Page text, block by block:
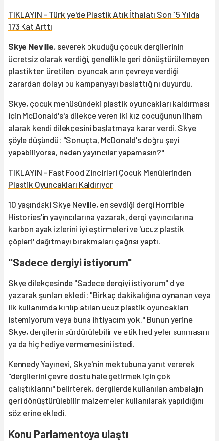
TIKLAYIN - Türkiye'de Plastik Atık İthalatı Son 15 Yılda
173 Kat Arttı
Skye Neville, severek okuduğu çocuk dergilerinin
ücretsiz olarak verdiği, genellikle geri dönüştürülemeyen
plastikten üretilen oyuncakların çevreye verdiği
zarardan dolayı bu kampanyayı başlattığını duyurdu.
Skye, çocuk menüsündeki plastik oyuncakları kaldırması
için McDonald's'a dilekçe veren iki kız çocuğunun ilham
alarak kendi dilekçesini başlatmaya karar verdi. Skye
şöyle düşündü: "Sonuçta, McDonald's doğru şeyi
yapabiliyorsa, neden yayıncılar yapamasın?"
TIKLAYIN - Fast Food Zincirleri Çocuk Menülerinden
Plastik Oyuncakları Kaldırıyor
10 yaşındaki Skye Neville, en sevdiği dergi Horrible
Histories'in yayıncılarına yazarak, dergi yayıncılarına
karbon ayak izlerini iyileştirmeleri ve 'ucuz plastik
çöpleri' dağıtmayı bırakmaları çağrısı yaptı.
"Sadece dergiyi istiyorum"
Skye dilekçesinde "Sadece dergiyi istiyorum" diye
yazarak şunları ekledi: "Birkaç dakikalığına oynanan veya
ilk kullanımda kırılıp atılan ucuz plastik oyuncakları
istemiyorum veya buna ihtiyacım yok." Bunun yerine
Skye, dergilerin sürdürülebilir ve etik hediyeler sunmasını
ya da hiç hediye vermemesini istedi.
Kennedy Yayınevi, Skye'nin mektubuna yanıt vererek
"dergilerini çevre dostu hale getirmek için çok
çalıştıklarını" belirterek, dergilerde kullanılan ambalajın
geri dönüştürülebilir malzemeler kullanılarak yapıldığını
sözlerine ekledi.
Konu Parlamentoya ulaştı